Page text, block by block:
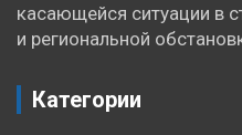
касающейся ситуации в
и региональной
Категории